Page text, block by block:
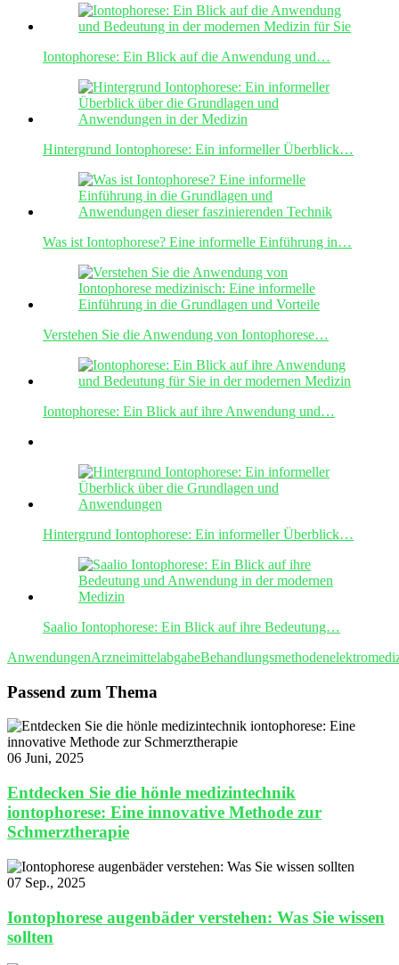
Iontophorese: Ein Blick auf die Anwendung und…
Hintergrund Iontophorese: Ein informeller Überblick…
Was ist Iontophorese? Eine informelle Einführung in…
Verstehen Sie die Anwendung von Iontophorese…
Iontophorese: Ein Blick auf ihre Anwendung und…
Hintergrund Iontophorese: Ein informeller Überblick…
Saalio Iontophorese: Ein Blick auf ihre Bedeutung…
AnwendungenArzneimittelabgabeBehandlungsmethoden
Passend zum Thema
06 Juni, 2025
Entdecken Sie die hönle medizintechnik
iontophorese: Eine innovative Methode zur
Schmerztherapie
07 Sep., 2025
Iontophorese augenbäder verstehen: Was Sie wissen
sollten